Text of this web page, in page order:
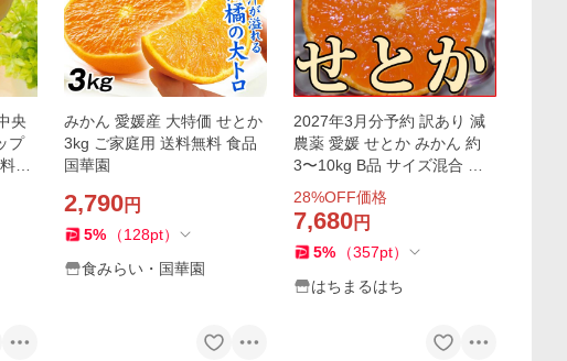
央
プ
無
みかん 愛媛産 大特価 せとか
3kg ご家庭用 送料無料 食品
国華園
2,790円
5% （128pt）
食みらい・国華園
2027年3月分予約 訳あり 減
農薬 愛媛 せとか みかん 約
3〜10kg B品 サイズ混合 産
地直送 大三島 NN ※ ふるさ
と納税 ではありません
28%OFF価格
7,680円
5% （357pt）
はちまるはち